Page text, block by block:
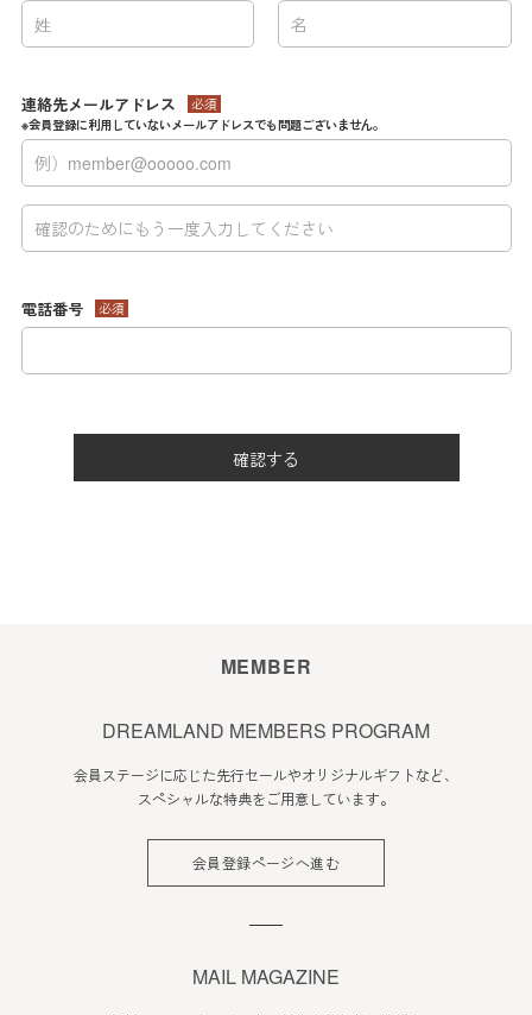
連絡先メールアドレス 必須
※会員登録に利用していないメールアドレスでも問題ございません。
電話番号 必須
確認する
MEMBER
DREAMLAND MEMBERS PROGRAM
会員ステージに応じた先行セールやオリジナルギフトなど、
スペシャルな特典をご用意しています。
会員登録ページへ進む
MAIL MAGAZINE